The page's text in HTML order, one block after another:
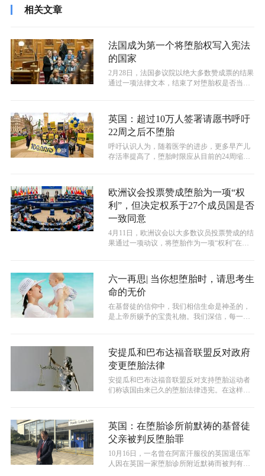
相关文章
法国成为第一个将堕胎权写入宪法
的国家
2月28日，法国参议院以绝大多数赞成票的结果
通过一项法律文本，结束了对堕胎权是否当写
英国：超过10万人签署请愿书呼吁
22周之后不堕胎
呼吁认识人为，随着医学的进步，更多早产儿
存活率提高了，堕胎时限应从目前的24周缩短
欧洲议会投票赞成堕胎为一项“权
利”，但决定权系于27个成员国是否
一致同意
4月11日，欧洲议会以大多数议员投票赞成的结
果通过一项动议，将堕胎作为一项“权利”在欧
六一再思| 当你想堕胎时，请思考生
命的无价
在基督徒的信仰中，我们相信生命是神圣的，
是上帝所赐予的宝贵礼物。我们深信，每一个
安提瓜和巴布达福音联盟反对政府
变更堕胎法律
安提瓜和巴布达福音联盟反对支持堕胎运动者
们称该国由来已久的堕胎法律违宪。在这样的
英国：在堕胎诊所前默祷的基督徒
父亲被判反堕胎罪
10月16日，一名曾在阿富汗服役的英国退伍军
人因在英国一家堕胎诊所附近默祷而被判有